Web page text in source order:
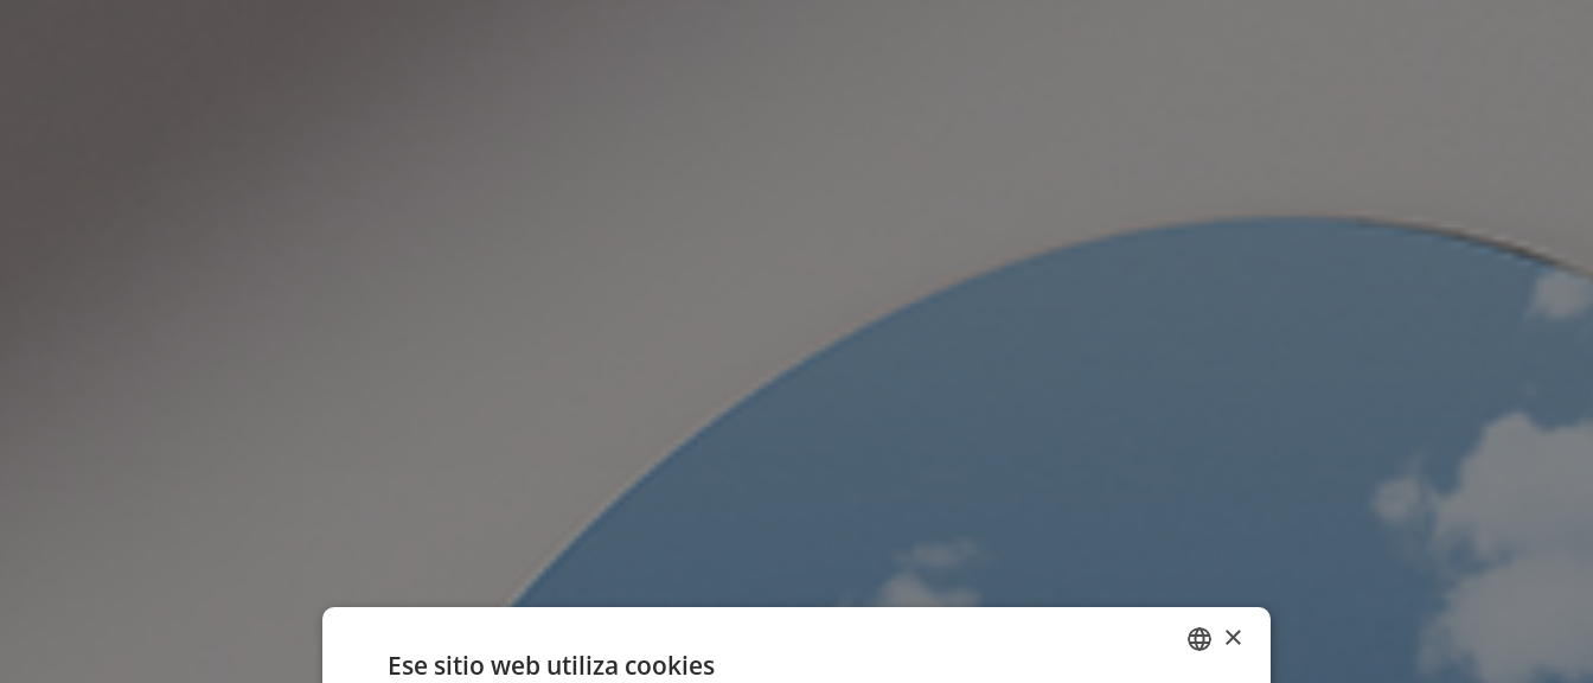
×
Ese sitio web utiliza cookies